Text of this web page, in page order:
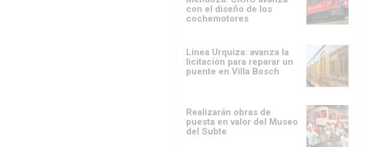
con el diseño de los
cochemotores
Línea Urquiza: avanza la
licitación para reparar un
puente en Villa Bosch
Realizarán obras de
puesta en valor del Museo
del Subte